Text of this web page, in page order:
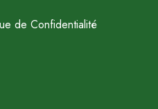
de Confidentialité